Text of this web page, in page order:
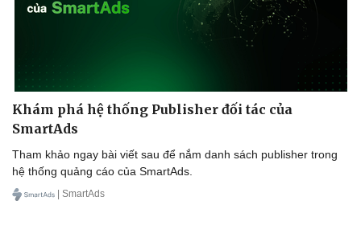
Khám phá hệ thống Publisher đối tác của
SmartAds
Tham khảo ngay bài viết sau để nắm danh sách publisher trong
hệ thống quảng cáo của SmartAds.
| SmartAds